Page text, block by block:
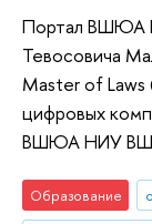
Портал ВШЮА
Тевосовича
Master of Laws
цифровых
ВШЮА НИУ
Образование